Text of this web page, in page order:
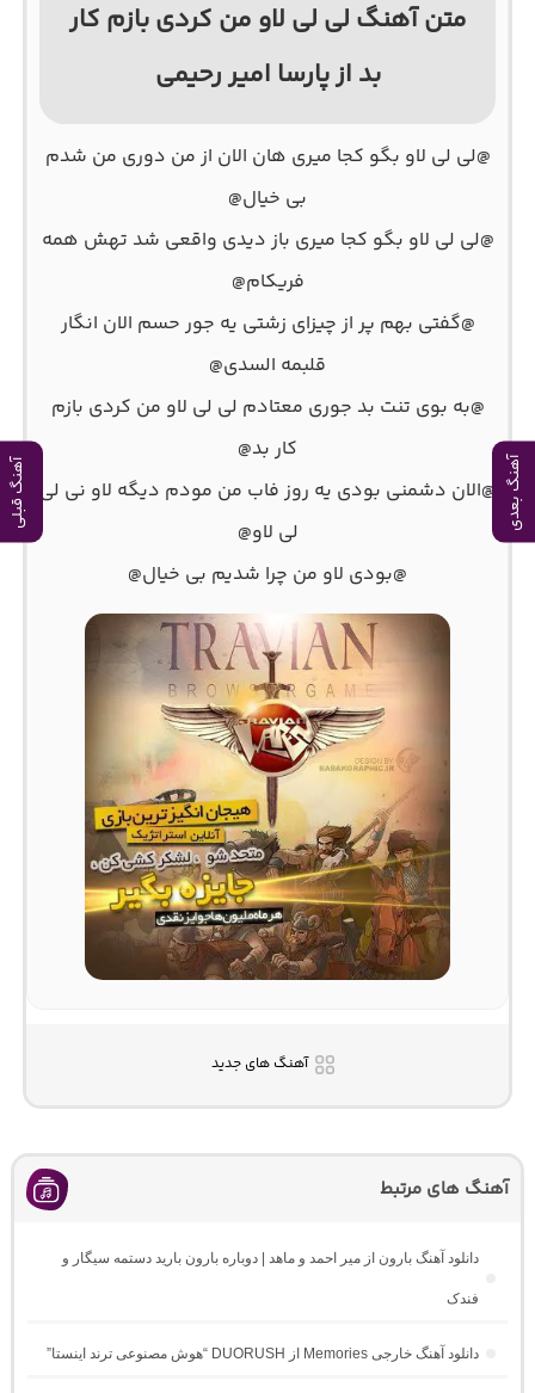
آهنگ بعدی آهنگ قبلی
متن آهنگ لی لی لاو من کردی بازم کار
بد از پارسا امیر رحیمی
@لی لی لاو بگو کجا میری هان الان از من دوری من شدم
بی خیال@
@لی لی لاو بگو کجا میری باز دیدی واقعی شد تهش همه
فریکام@
@گفتی بهم پر از چیزای زشتی یه جور حسم الان انگار
قلبمه السدی@
@به بوی تنت بد جوری معتادم لی لی لاو من کردی بازم
کار بد@
@الان دشمنی بودی یه روز فاب من مودم دیگه لاو نی لی
لی لاو@
@بودی لاو من چرا شدیم بی خیال@
آهنگ های جدید
آهنگ های مرتبط
دانلود آهنگ بارون از میر احمد و ماهد | دوباره بارون بارید دستمه سیگار و
فندک
دانلود آهنگ خارجی Memories از DUORUSH “هوش مصنوعی ترند اینستا”